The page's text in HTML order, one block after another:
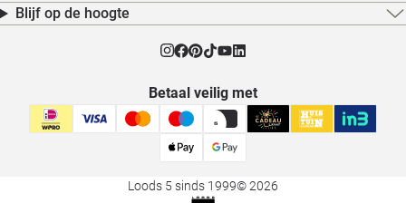
Blijf op de hoogte
Betaal veilig met
Loods 5 sinds 1999© 2026